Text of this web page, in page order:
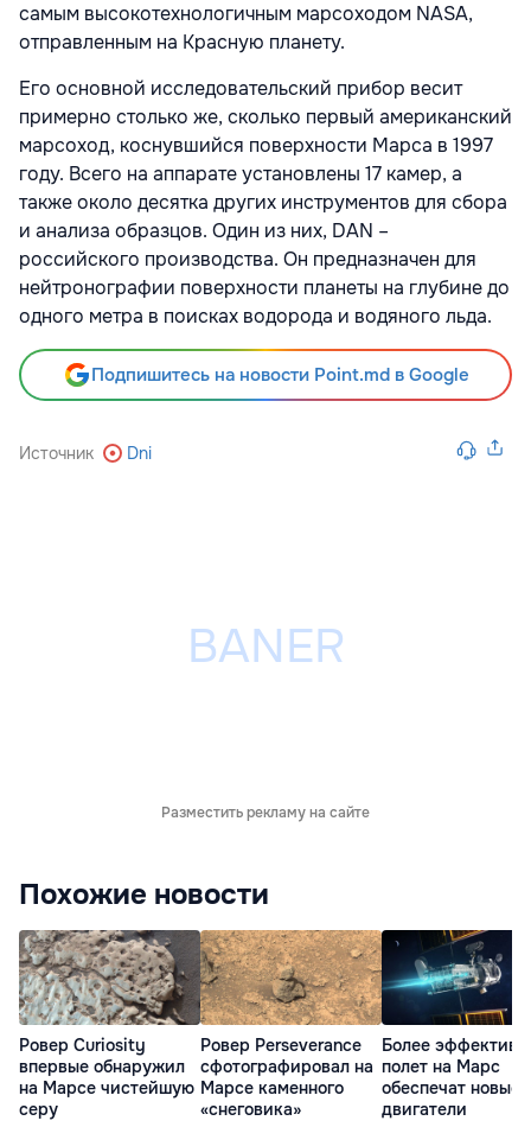
самым высокотехнологичным марсоходом NASA,
отправленным на Красную планету.
Его основной исследовательский прибор весит
примерно столько же, сколько первый американский
марсоход, коснувшийся поверхности Марса в 1997
году. Всего на аппарате установлены 17 камер, а
также около десятка других инструментов для сбора
и анализа образцов. Один из них, DAN –
российского производства. Он предназначен для
нейтронографии поверхности планеты на глубине до
одного метра в поисках водорода и водяного льда.
Подпишитесь на новости Point.md в Google
Источник Dni
Разместить рекламу на сайте
Похожие новости
Ровер Curiosity
впервые обнаружил
на Марсе чистейшую
серу
Ровер Perseverance
сфотографировал на
Марсе каменного
«снеговика»
Более
полет на Марс
обеспечат новые
двигатели